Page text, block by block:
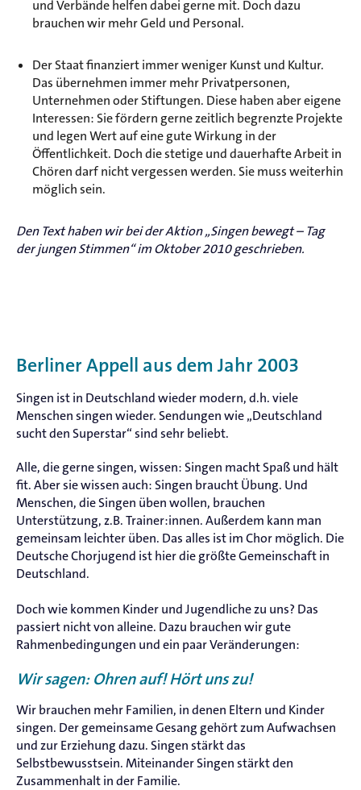
und Verbände helfen dabei gerne mit. Doch dazu
brauchen wir mehr Geld und Personal.
Der Staat finanziert immer weniger Kunst und Kultur.
Das übernehmen immer mehr Privatpersonen,
Unternehmen oder Stiftungen. Diese haben aber eigene
Interessen: Sie fördern gerne zeitlich begrenzte Projekte
und legen Wert auf eine gute Wirkung in der
Öffentlichkeit. Doch die stetige und dauerhafte Arbeit in
Chören darf nicht vergessen werden. Sie muss weiterhin
möglich sein.
Den Text haben wir bei der Aktion „Singen bewegt – Tag
der jungen Stimmen“ im Oktober 2010 geschrieben.
Berliner Appell aus dem Jahr 2003
Singen ist in Deutschland wieder modern, d.h. viele
Menschen singen wieder. Sendungen wie „Deutschland
sucht den Superstar“ sind sehr beliebt.
Alle, die gerne singen, wissen: Singen macht Spaß und hält
fit. Aber sie wissen auch: Singen braucht Übung. Und
Menschen, die Singen üben wollen, brauchen
Unterstützung, z.B. Trainer:innen. Außerdem kann man
gemeinsam leichter üben. Das alles ist im Chor möglich. Die
Deutsche Chorjugend ist hier die größte Gemeinschaft in
Deutschland.
Doch wie kommen Kinder und Jugendliche zu uns? Das
passiert nicht von alleine. Dazu brauchen wir gute
Rahmenbedingungen und ein paar Veränderungen:
Wir sagen: Ohren auf! Hört uns zu!
Wir brauchen mehr Familien, in denen Eltern und Kinder
singen. Der gemeinsame Gesang gehört zum Aufwachsen
und zur Erziehung dazu. Singen stärkt das
Selbstbewusstsein. Miteinander Singen stärkt den
Zusammenhalt in der Familie.